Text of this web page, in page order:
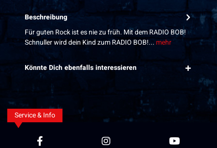
Beschreibung
Für guten Rock ist es nie zu früh. Mit dem RADIO BOB!
Schnuller wird dein Kind zum RADIO BOB!... mehr
Könnte Dich ebenfalls interessieren
Service & Info